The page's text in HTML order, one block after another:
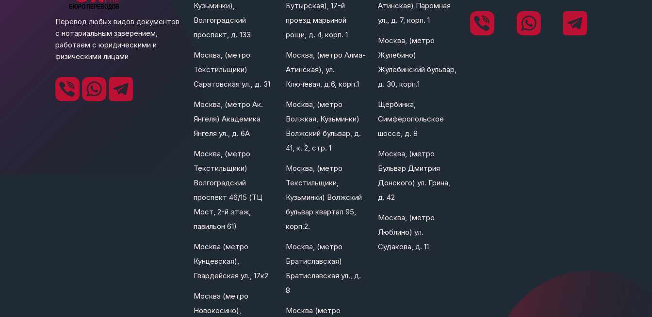
Перевод любых видов документов
с нотариальным заверением,
работаем с юридическими и
физическими лицами
Кузьминки),
Волгоградский
проспект, д. 133
Москва, (метро
Текстильщики)
Саратовская ул., д. 31
Москва, (метро Ак.
Янгеля) Академика
Янгеля ул., д. 6А
Москва, (метро
Текстильщики)
Волгоградский
проспект 46/15 (ТЦ
Мост, 2-й этаж,
павильон 61)
Москва (метро
Кунцевская),
Гвардейская ул., 17к2
Москва (метро
Новокосино),
Бутырская), 17-й
проезд марьиной
рощи, д. 4, корп. 1
Москва, (метро Алма-
Атинская), ул.
Ключевая, д.6, корп.1
Москва, (метро
Волжкая, Кузьминки)
Волжский бульвар, д.
41, к. 2, стр. 1
Москва, (метро
Текстильщики,
Кузьминки) Волжский
бульвар квартал 95,
корп.2.
Москва, (метро
Братиславская)
Братиславская ул., д.
8
Москва (метро
Атинская) Паромная
ул., д. 7, корп. 1
Москва, (метро
Жулебино)
Жулебинский бульвар,
д. 30, корп.1
Щербинка,
Симферопольское
шоссе, д. 8
Москва, (метро
Бульвар Дмитрия
Донского) ул. Грина,
д. 42
Москва, (метро
Люблино) ул.
Судакова, д. 11